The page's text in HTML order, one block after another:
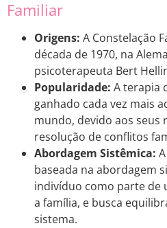
Familiar
Origens: A Constelação
década de 1970, na
psicoterapeuta Bert
Popularidade: A terapia
ganhado cada vez mais
mundo, devido aos seus
resolução de conflitos
Abordagem Sistêmica:
baseada na abordagem
indivíduo como parte de
a família, e busca
sistema.